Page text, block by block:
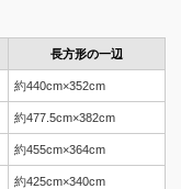
長方形の一辺
約440cm×352cm
約477.5cm×382cm
約455cm×364cm
約425cm×340cm